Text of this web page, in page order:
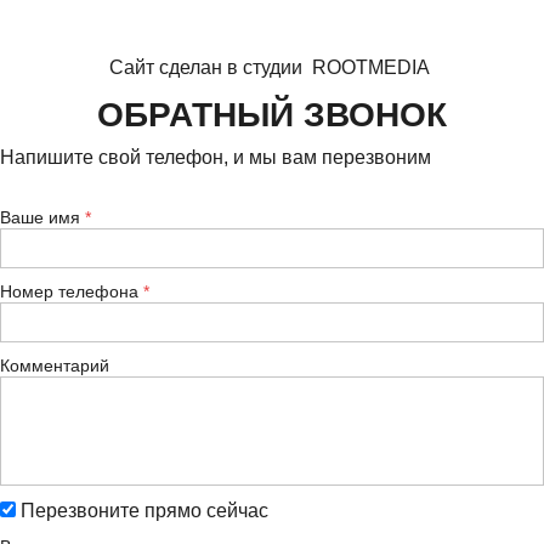
Сайт сделан в студии ROOTMEDIA
ОБРАТНЫЙ ЗВОНОК
Напишите свой телефон, и мы вам перезвоним
Ваше имя
Номер телефона
Комментарий
Перезвоните прямо сейчас